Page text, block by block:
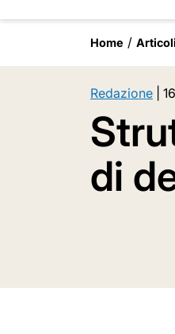
Home Articoli
Redazione
di